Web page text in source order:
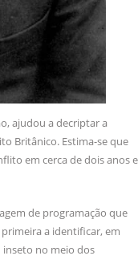
ajudou a decriptar a
Britânico. Estima-se que
em cerca de dois anos e
de programação que
a identificar, em
no meio dos